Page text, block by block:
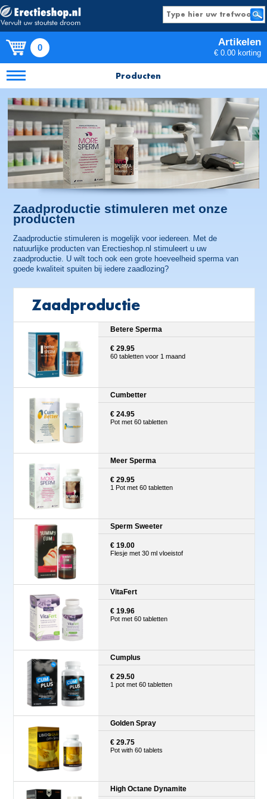
0 Artikelen
€ 0.00 korting
Producten
Zaadproductie stimuleren met onze
producten
Zaadproductie stimuleren is mogelijk voor iedereen. Met de
natuurlijke producten van Erectieshop.nl stimuleert u uw
zaadproductie. U wilt toch ook een grote hoeveelheid sperma van
goede kwaliteit spuiten bij iedere zaadlozing?
Zaadproductie
Betere Sperma
€ 29.95
60 tabletten voor 1 maand
Cumbetter
€ 24.95
Pot met 60 tabletten
Meer Sperma
€ 29.95
1 Pot met 60 tabletten
Sperm Sweeter
€ 19.00
Flesje met 30 ml vloeistof
VitaFert
€ 19.96
Pot met 60 tabletten
Cumplus
€ 29.50
1 pot met 60 tabletten
Golden Spray
€ 29.75
Pot with 60 tablets
High Octane Dynamite